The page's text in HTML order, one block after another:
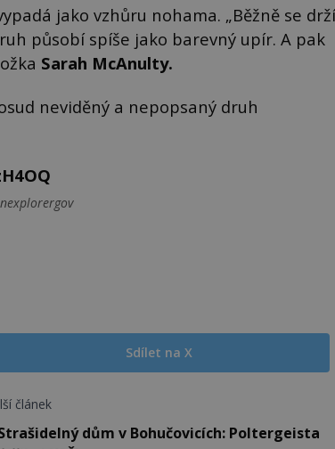
jako vzhůru nohama. „Běžně se drží
působí spíše jako barevný upír. A pak
Sarah McAnulty.
neviděný a nepopsaný druh
Sdílet na X
článek
dům v Bohučovicích: Poltergeista